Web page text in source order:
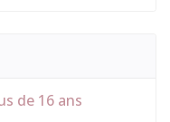
de 16 ans